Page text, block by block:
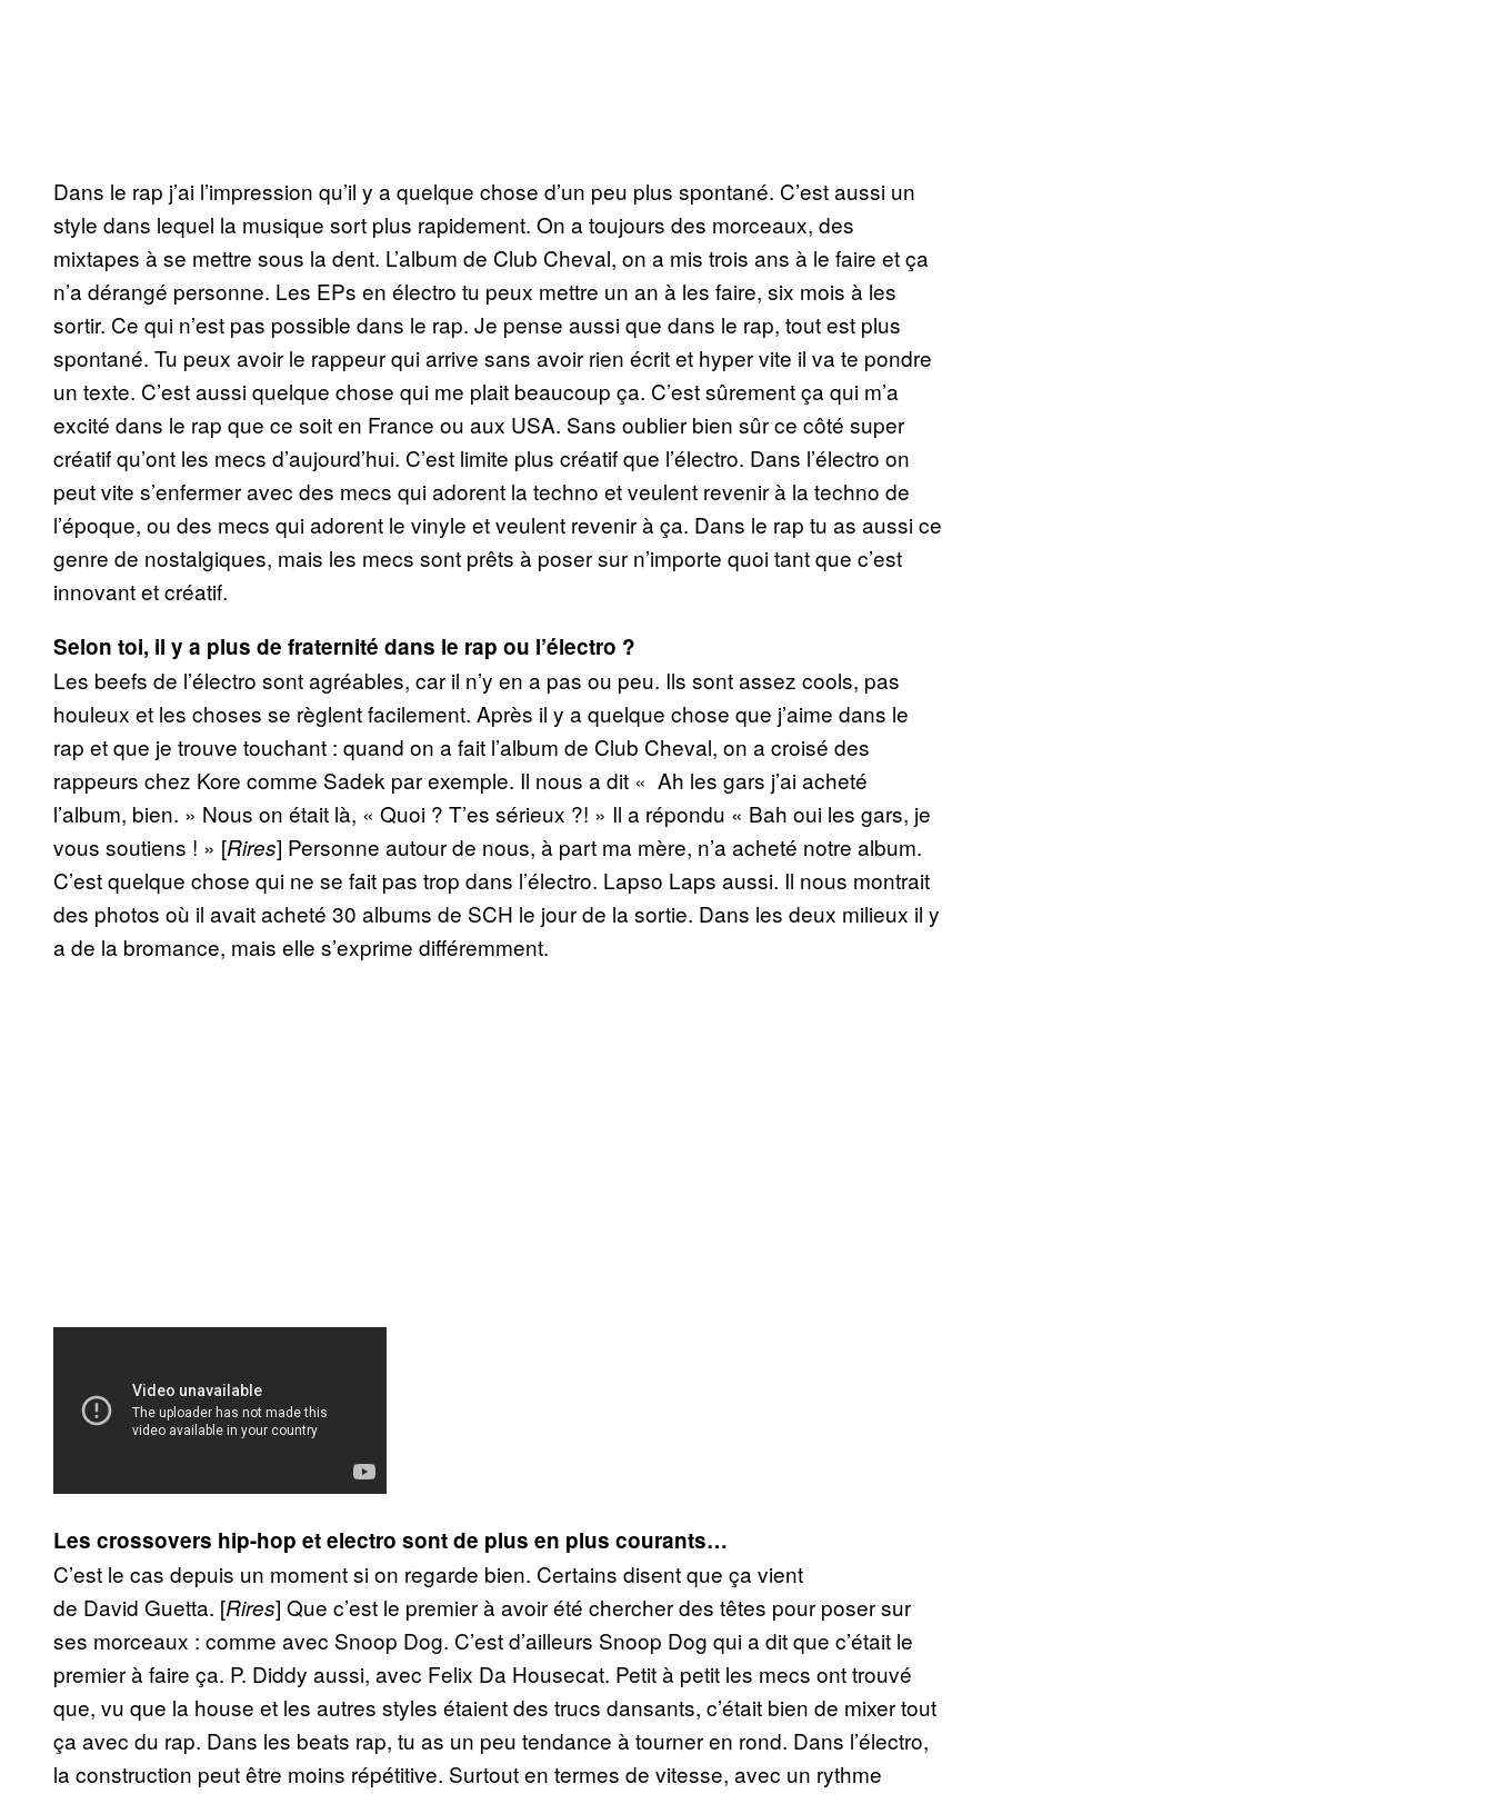
Dans le rap j’ai l’impression qu’il y a quelque chose d’un peu plus spontané. C’est aussi un
style dans lequel la musique sort plus rapidement. On a toujours des morceaux, des
mixtapes à se mettre sous la dent. L’album de Club Cheval, on a mis trois ans à le faire et ça
n’a dérangé personne. Les EPs en électro tu peux mettre un an à les faire, six mois à les
sortir. Ce qui n’est pas possible dans le rap. Je pense aussi que dans le rap, tout est plus
spontané. Tu peux avoir le rappeur qui arrive sans avoir rien écrit et hyper vite il va te pondre
un texte. C’est aussi quelque chose qui me plait beaucoup ça. C’est sûrement ça qui m’a
excité dans le rap que ce soit en France ou aux USA. Sans oublier bien sûr ce côté super
créatif qu’ont les mecs d’aujourd’hui. C’est limite plus créatif que l’électro. Dans l’électro on
peut vite s’enfermer avec des mecs qui adorent la techno et veulent revenir à la techno de
l’époque, ou des mecs qui adorent le vinyle et veulent revenir à ça. Dans le rap tu as aussi ce
genre de nostalgiques, mais les mecs sont prêts à poser sur n’importe quoi tant que c’est
innovant et créatif.
Selon toi, il y a plus de fraternité dans le rap ou l’électro ?
Les beefs de l’électro sont agréables, car il n’y en a pas ou peu. Ils sont assez cools, pas
houleux et les choses se règlent facilement. Après il y a quelque chose que j’aime dans le
rap et que je trouve touchant : quand on a fait l’album de Club Cheval, on a croisé des
rappeurs chez Kore comme Sadek par exemple. Il nous a dit « Ah les gars j’ai acheté
l’album, bien. » Nous on était là, « Quoi ? T’es sérieux ?! » Il a répondu « Bah oui les gars, je
vous soutiens ! » [Rires] Personne autour de nous, à part ma mère, n’a acheté notre album.
C’est quelque chose qui ne se fait pas trop dans l’électro. Lapso Laps aussi. Il nous montrait
des photos où il avait acheté 30 albums de SCH le jour de la sortie. Dans les deux milieux il y
a de la bromance, mais elle s’exprime différemment.
Les crossovers hip-hop et electro sont de plus en plus courants…
C’est le cas depuis un moment si on regarde bien. Certains disent que ça vient
de David Guetta. [Rires] Que c’est le premier à avoir été chercher des têtes pour poser sur
ses morceaux : comme avec Snoop Dog. C’est d’ailleurs Snoop Dog qui a dit que c’était le
premier à faire ça. P. Diddy aussi, avec Felix Da Housecat. Petit à petit les mecs ont trouvé
que, vu que la house et les autres styles étaient des trucs dansants, c’était bien de mixer tout
ça avec du rap. Dans les beats rap, tu as un peu tendance à tourner en rond. Dans l’électro,
la construction peut être moins répétitive. Surtout en termes de vitesse, avec un rythme